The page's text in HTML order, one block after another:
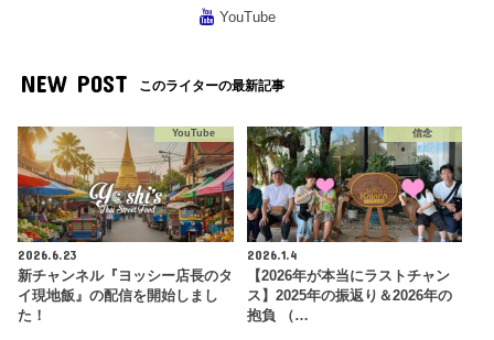
YouTube
NEW POST このライターの最新記事
YouTube
2026.6.23
新チャンネル『ヨッシー店長のタ
イ現地飯』の配信を開始しまし
た！
信念
2026.1.4
【2026年が本当にラストチャン
ス】2025年の振返り＆2026年の
抱負 （…